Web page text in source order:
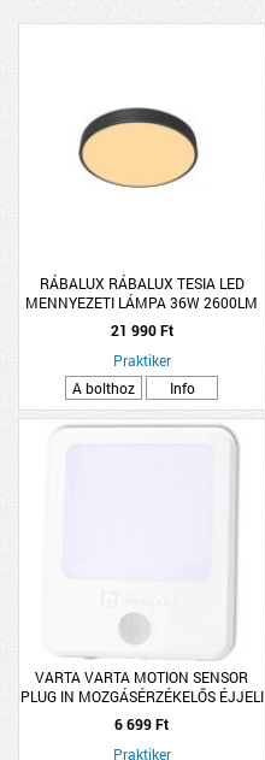
RÁBALUX RÁBALUX TESIA LED
MENNYEZETI LÁMPA 36W 2600LM
3000K IP20 40CM MATT FEKETE
21 990 Ft
Praktiker
A bolthoz
Info
VARTA VARTA MOTION SENSOR
PLUG IN MOZGÁSÉRZÉKELŐS ÉJJELI
LÁMPA HÁLÓZATI
CSATLAKOZÁSSAL 9,2X7,5CM
FEHÉR
6 699 Ft
Praktiker